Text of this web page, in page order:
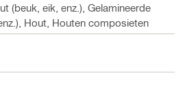
(beuk, eik, enz.), Gelamineerde
Hout, Houten composieten